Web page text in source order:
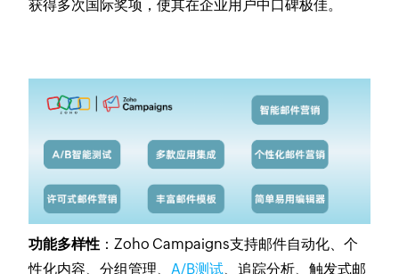
获得多次国际奖项，使其在企业用户中口碑极佳。
功能多样性 ：Zoho Campaigns支持邮件自动化、个
性化内容、分组管理、 A/B测试 、追踪分析、触发式邮